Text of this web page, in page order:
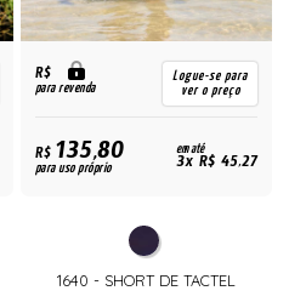
R$
para revenda
Logue-se para
ver o preço
R$135,80
para uso próprio
em até
3x R$ 45,27
1640 - SHORT DE TACTEL